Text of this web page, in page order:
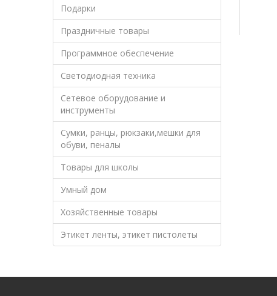
Подарки
Праздничные товары
Программное обеспечение
Светодиодная техника
Сетевое оборудование и
инструменты
Сумки, ранцы, рюкзаки,мешки для
обуви, пеналы
Товары для школы
Умный дом
Хозяйственные товары
Этикет ленты, этикет пистолеты